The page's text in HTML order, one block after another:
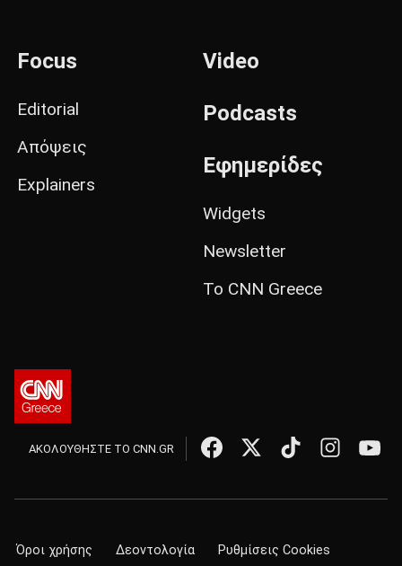
Focus
Editorial
Απόψεις
Explainers
Video
Podcasts
Εφημερίδες
Widgets
Newsletter
Το CNN Greece
ΑΚΟΛΟΥΘΗΣΤΕ ΤΟ CNN.GR
Όροι χρήσης Δεοντολογία Ρυθμίσεις Cookies